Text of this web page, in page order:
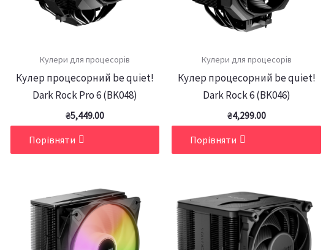
Кулери для процесорів
Кулер процесорний be quiet!
Dark Rock Pro 6 (BK048)
₴5,449.00
Порівняти
Кулери для процесорів
Кулер процесорний be quiet!
Dark Rock 6 (BK046)
₴4,299.00
Порівняти